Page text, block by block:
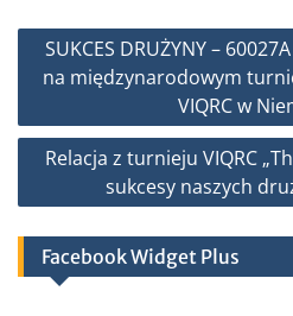
Nawigacja
wpisu
SUKCES DRUŻYNY –
na międzynarodowym
VIQRC w
Relacja z turnieju VIQRC
sukcesy naszych
Facebook Widget Plus